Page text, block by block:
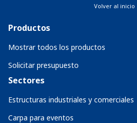
Volver al inicio
Productos
Mostrar todos los productos
Solicitar presupuesto
Sectores
Estructuras industriales y comerciales
Carpa para eventos